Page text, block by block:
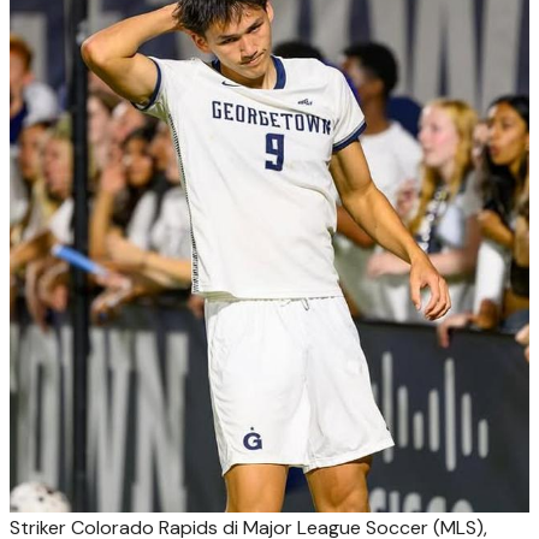
Striker Colorado Rapids di Major League Soccer (MLS),